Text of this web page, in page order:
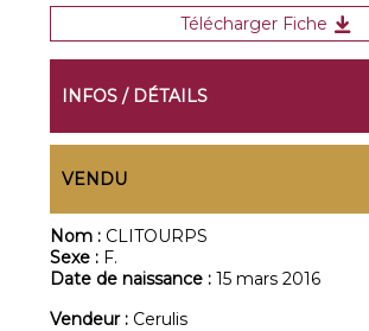
Télécharger Fiche
INFOS / DÉTAILS
VENDU
Nom : CLITOURPS
Sexe : F.
Date de naissance :15 mars 2016
Vendeur : Cerulis